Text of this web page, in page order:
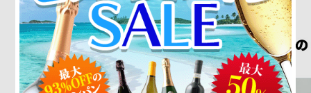
シャトー・ランゴア・バルトン